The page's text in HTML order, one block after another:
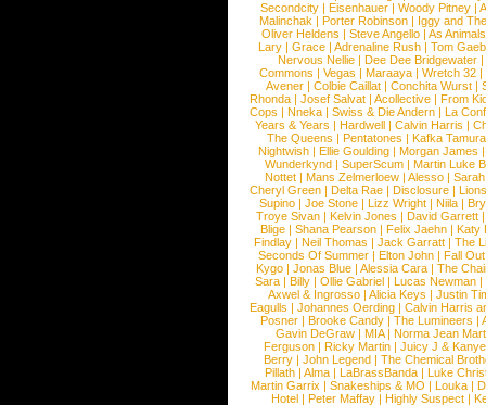
Secondcity |Eisenhauer |Woody Pitney |
Malinchak |Porter Robinson | Iggy and
Oliver Heldens |Steve Angello |As Animals
Lary | Grace | Adrenaline Rush | Tom
Nervous Nellie | Dee Dee Bridgewater |
Commons |Vegas |Maraaya |Wretch 32 |
Avener | Colbie Caillat | Conchita Wurst |
Rhonda | Josef Salvat | Acollective | From
Cops | Nneka | Swiss & Die Andern | La
Years & Years |Hardwell |Calvin Harris |
The Queens | Pentatones | Kafka Tamura
Nightwish |Ellie Goulding |Morgan James
Wunderkynd | SuperScum | Martin Luke
Nottet |Mans Zelmerloew |Alesso |
Cheryl Green |Delta Rae |Disclosure |
Supino |Joe Stone |Lizz Wright |Niila |
Troye Sivan | Kelvin Jones | David Garrett
Blige | Shana Pearson | Felix Jaehn | Katy
Findlay |Neil Thomas |Jack Garratt |The
Seconds Of Summer |Elton John |Fall
Kygo |Jonas Blue |Alessia Cara |The
Sara |Billy |Ollie Gabriel |Lucas Newman |
Axwel & Ingrosso | Alicia Keys | Justin
Eagulls |Johannes Oerding |Calvin Harris
Posner |Brooke Candy |The Lumineers |
Gavin DeGraw | MIA| Norma Jean
Ferguson | Ricky Martin | Juicy J &
Berry | John Legend | The Chemical
Pillath |Alma |LaBrassBanda |Luke
Martin Garrix | Snakeships & MO | Louka |
Hotel | Peter Maffay | Highly Suspect |